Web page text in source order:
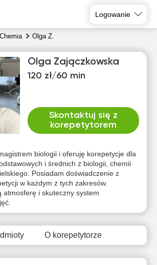
Logowanie
Chemia Olga Z.
Olga Zajączkowska
120 zł/60 min
Skontaktuj się z
korepetytorem
biologii i oferuję korepetycje dla
i średnich z biologii, chemii
Posiadam doświadczenie z
w każdym z tych zakresów.
atmosferę i skuteczny system
O korepetytorze
9
10
11
12
10:00
11:30
12:00
Brak
dostępnych
terminów
Brak
dostępnych
terminów
Brak